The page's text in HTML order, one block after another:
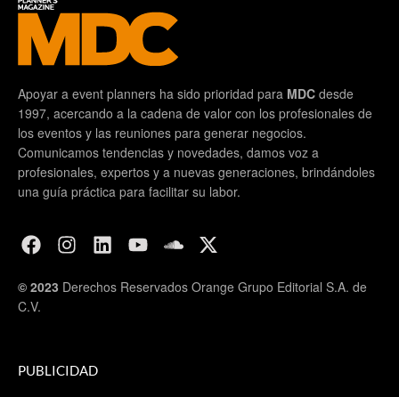
Apoyar a event planners ha sido prioridad para MDC desde
1997, acercando a la cadena de valor con los profesionales de
los eventos y las reuniones para generar negocios.
Comunicamos tendencias y novedades, damos voz a
profesionales, expertos y a nuevas generaciones, brindándoles
una guía práctica para facilitar su labor.
© 2023 Derechos Reservados Orange Grupo Editorial S.A. de
C.V.
PUBLICIDAD